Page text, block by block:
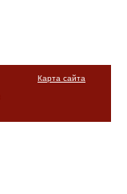
Карта сайта